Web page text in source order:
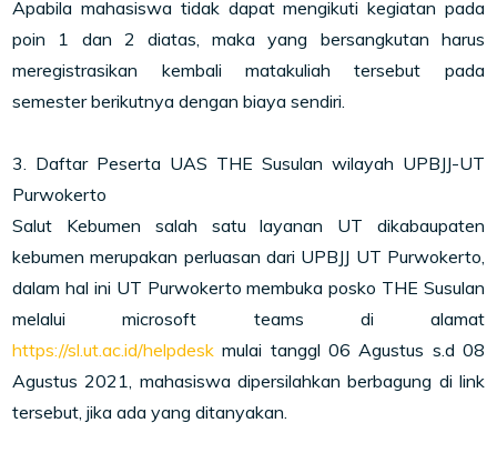
Apabila mahasiswa tidak dapat mengikuti kegiatan pada
poin 1 dan 2 diatas, maka yang bersangkutan harus
meregistrasikan kembali matakuliah tersebut pada
semester berikutnya dengan biaya sendiri.
3. Daftar Peserta UAS THE Susulan wilayah UPBJJ-UT
Purwokerto
Salut Kebumen salah satu layanan UT dikabaupaten
kebumen merupakan perluasan dari UPBJJ UT Purwokerto,
dalam hal ini UT Purwokerto membuka posko THE Susulan
melalui microsoft teams di alamat
https://sl.ut.ac.id/helpdesk mulai tanggl 06 Agustus s.d 08
Agustus 2021, mahasiswa dipersilahkan berbagung di link
tersebut, jika ada yang ditanyakan.